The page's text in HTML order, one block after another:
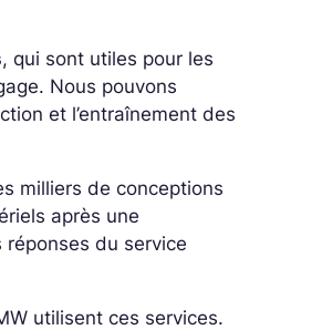
, qui sont utiles pour les
Nous pouvons
et l’entraînement des
milliers de conceptions
après une
du service
utilisent ces services.